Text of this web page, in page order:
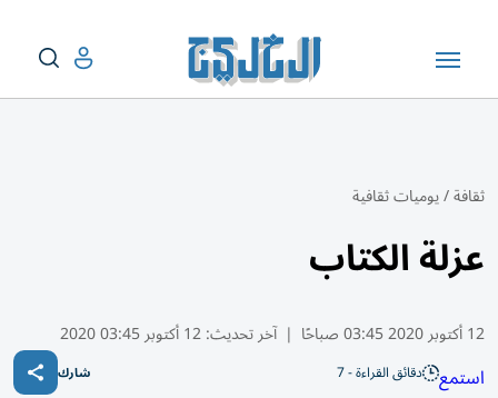
ثقافة/يوميات ثقافية
عزلة الكتاب
12 أكتوبر 2020 03:45 صباحًا | آخر تحديث:12 أكتوبر 03:45 2020
استمع دقائق القراءة - 7 شارك